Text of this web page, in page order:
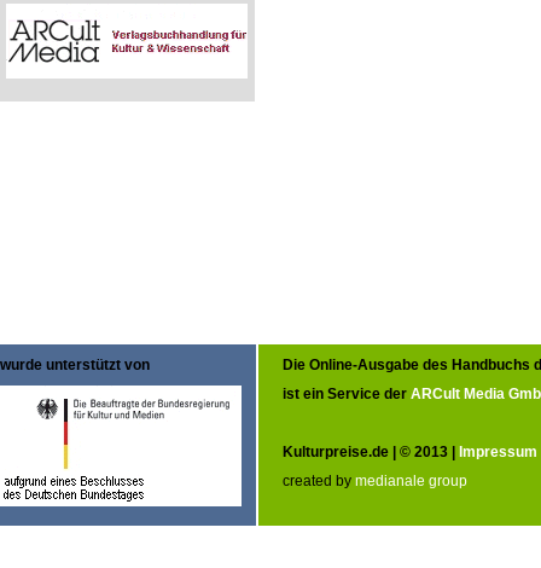
wurde unterstützt von
Die Online-Ausgabe des Handbuchs
ist ein Service der ARCult Media
Kulturpreise.de | © 2013 | Impressum
created by medianale group